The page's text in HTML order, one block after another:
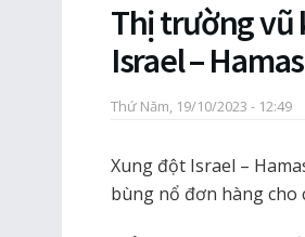
Thị trường vũ
Israel –
Thứ Năm, 19/10/2023 - 12:49
Xung đột Israel –
bùng nổ đơn hàng cho